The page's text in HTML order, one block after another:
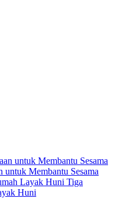
Membantu Sesama
Tiga
Huni